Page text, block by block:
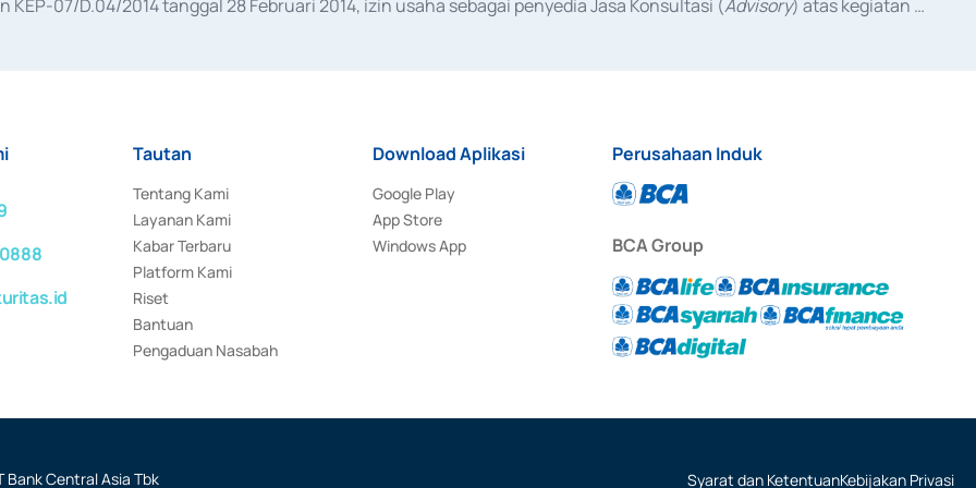
KEP-07/D.04/2014 tanggal 28 Februari 2014, izin usaha sebagai penyedia Jasa Konsultasi (Advisory) atas kegiatan
Tautan
Tentang Kami
Layanan Kami
Kabar Terbaru
Platform Kami
Riset
Bantuan
Pengaduan Nasabah
Download Aplikasi
Google Play
App Store
Windows App
Perusahaan Induk
BCA Group
Bank Central Asia Tbk
Syarat dan KetentuanKebijakan Privasi